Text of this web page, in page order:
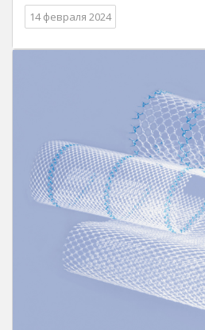
14 февраля 2024